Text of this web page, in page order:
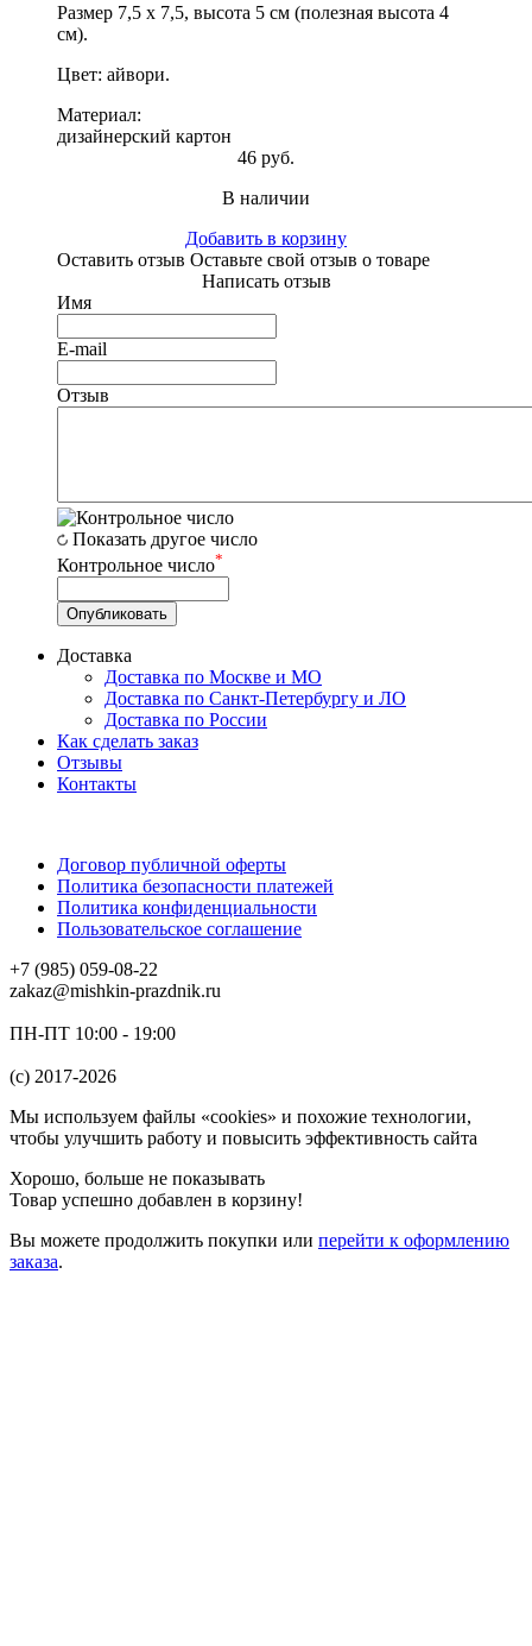
Размер 7,5 х 7,5, высота 5 см (полезная высота 4
см).
Цвет: айвори.
Материал:
дизайнерский картон
46 руб.
В наличии
Добавить в корзину
Оставить отзыв Оставьте свой отзыв о товаре
Написать отзыв
Имя
E-mail
Отзыв
Показать другое число
Контрольное число*
Доставка
Доставка по Москве и МО
Доставка по Санкт-Петербургу и ЛО
Доставка по России
Как сделать заказ
Отзывы
Контакты
Договор публичной оферты
Политика безопасности платежей
Политика конфиденциальности
Пользовательское соглашение
+7 (985) 059-08-22
zakaz@mishkin-prazdnik.ru
ПН-ПТ 10:00 - 19:00
(c) 2017-2026
Мы используем файлы «cookies» и похожие технологии,
чтобы улучшить работу и повысить эффективность сайта
Хорошо, больше не показывать
Товар успешно добавлен в корзину!
Вы можете продолжить покупки или перейти к оформлению
заказа.